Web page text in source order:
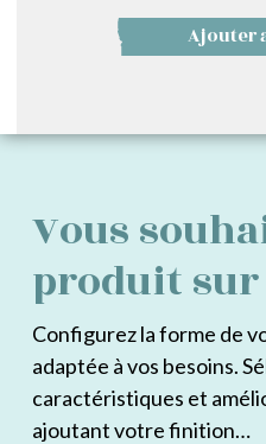
Ajouter
Vous
produit sur
Configurez la forme de
adaptée à vos besoins.
caractéristiques et
ajoutant votre finition…